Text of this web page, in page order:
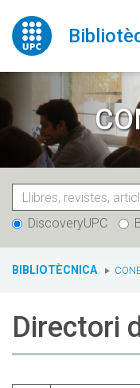
contingut
DiscoveryUPC
You
BIBLIOTÈCNICA
Directori